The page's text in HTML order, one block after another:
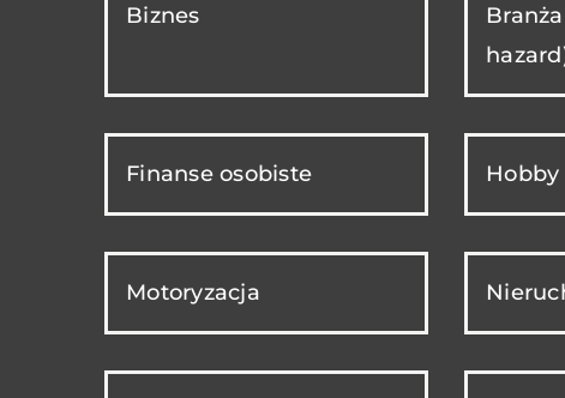
Biznes
Finanse osobiste
Motoryzacja